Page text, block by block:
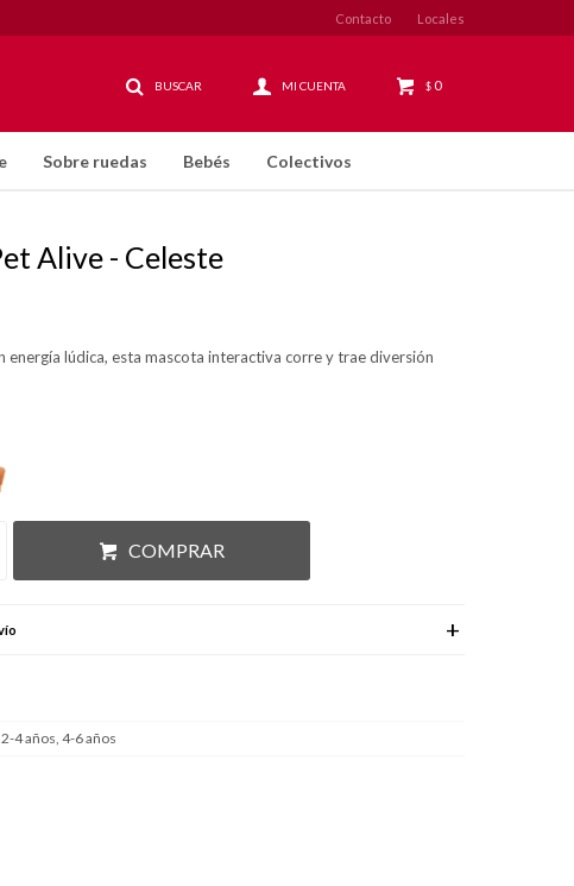
Sobre ruedas Bebés Colectivos
$ 0
Contacto Locales
Alive - Celeste
energía lúdica, esta mascota interactiva corre y trae diversión
COMPRAR
2-4 años, 4-6 años